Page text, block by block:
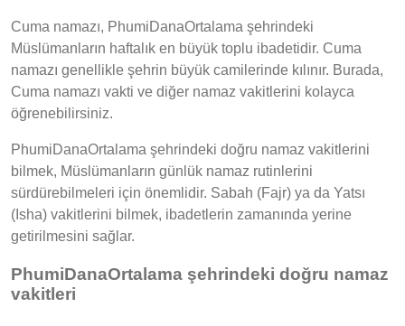
Cuma namazı, PhumiDanaOrtalama şehrindeki
Müslümanların haftalık en büyük toplu ibadetidir. Cuma
namazı genellikle şehrin büyük camilerinde kılınır. Burada,
Cuma namazı vakti ve diğer namaz vakitlerini kolayca
öğrenebilirsiniz.
PhumiDanaOrtalama şehrindeki doğru namaz vakitlerini
bilmek, Müslümanların günlük namaz rutinlerini
sürdürebilmeleri için önemlidir. Sabah (Fajr) ya da Yatsı
(Isha) vakitlerini bilmek, ibadetlerin zamanında yerine
getirilmesini sağlar.
PhumiDanaOrtalama şehrindeki doğru namaz
vakitleri